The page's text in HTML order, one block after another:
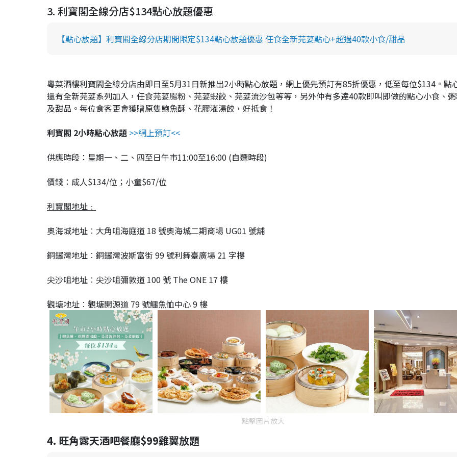
3. 利寶閣全線分店$134點心放題優惠
【點心放題】利寶閣全線分店期間限定$134點心放題優惠 任食全新芫荽點心+超過40款小食/甜品
粵菜酒樓利寶閣全線分店由即日至5月31日新推出2小時點心放題，網上優先預訂有85折優惠，低至每位$134。點
還有全新芫荽系列加入，任食芫荽腸粉、芫荽蝦餃、芫荽流沙包等等，另外仲有多逹40款即叫即做的點心小食、
及甜品。每位食客更會獲贈原隻鮑魚酥、花膠灌湯餃，好抵食！
利寶閣 2小時點心放題 >>網上預訂<<
供應時段：星期一、二、四至日午巿11:00至16:00 (自選時段)
價錢：成人$134/位；小童$67/位
利寶閣地址﹕
奧海城地址︰大角咀海庭道 18 號奧海城二期商場 UG01 號舖
銅鑼灣地址︰銅鑼灣波斯富街 99 號利舞臺廣場 21 字樓
尖沙咀地址︰尖沙咀彌敦道 100 號 The ONE 17 樓
觀塘地址︰觀塘開源道 79 號鱷魚恤中心 9 樓
點擊圖片放大
4. 旺角露天酒吧餐廳$99雞翼放題